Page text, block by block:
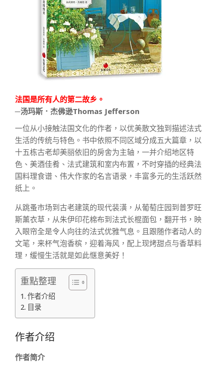
法国是所有人的第二故乡。
─汤玛斯．杰佛逊Thomas Jefferson
一位从小接触法国文化的作者，以优美散文独到描述法式
生活的传统与特色。书中依照不同区域分成五大篇章，以
十五栋古老却美丽依旧的房舍为主轴，一并介绍地区特
色、美酒佳肴、法式建筑和室内布置，不时穿插的经典法
国料理食谱、伟大作家的名言语录，丰富多元的生活跃然
纸上。
从跳蚤市场到古老建筑的现代装潢，从葡萄庄园到普罗旺
斯薰衣草，从朱伊印花棉布到法式长棍面包，翻开书，映
入眼帘全是令人向往的法式优雅气息。且跟随作者动人的
文笔，来杯气泡香槟，迎着海风，配上现烤甜点与香草料
理，缓慢生活就是如此惬意美好！
重點整理
作者介绍
目录
作者介绍
作者简介